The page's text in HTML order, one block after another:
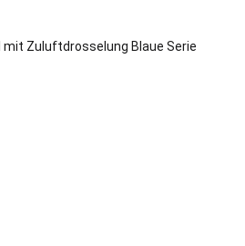
Zuluftdrosselung Blaue Serie